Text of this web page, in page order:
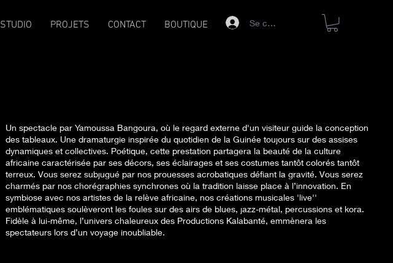
STUDIO PROJETS CONTACT BOUTIQUE Se connecter
Un spectacle par Yamoussa Bangoura, où le regard externe d'un visiteur guide la conception
des tableaux. Une dramaturgie inspirée du quotidien de la Guinée toujours sur des assises
dynamiques et collectives. Poétique, cette prestation partagera la beauté de la culture
africaine caractérisée par ses décors, ses éclairages et ses costumes tantôt colorés tantôt
terreux. Vous serez subjugué par nos prouesses acrobatiques défiant la gravité. Vous serez
charmés par nos chorégraphies synchrones où la tradition laisse place à l’innovation. En
symbiose avec nos artistes de la relève africaine, nos créations musicales 'live''
emblématiques soulèveront les foules sur des airs de blues, jazz-métal, percussions et kora.
Fidèle à lui-même, l’univers chaleureux des Productions Kalabanté, emmènera les
spectateurs lors d’un voyage inoubliable.